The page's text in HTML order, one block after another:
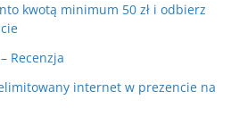
kwotą minimum 50 zł i odbierz
Recenzja
internet w prezencie na